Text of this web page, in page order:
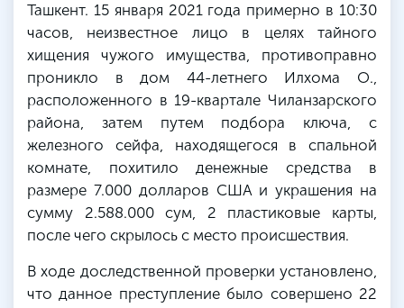
Ташкент. 15 января 2021 года примерно в 10:30
часов, неизвестное лицо в целях тайного
хищения чужого имущества, противоправно
проникло в дом 44-летнего Илхома О.,
расположенного в 19-квартале Чиланзарского
района, затем путем подбора ключа, с
железного сейфа, находящегося в спальной
комнате, похитило денежные средства в
размере 7.000 долларов США и украшения на
сумму 2.588.000 сум, 2 пластиковые карты,
после чего скрылось с место происшествия.
В ходе доследственной проверки установлено,
что данное преступление было совершено 22